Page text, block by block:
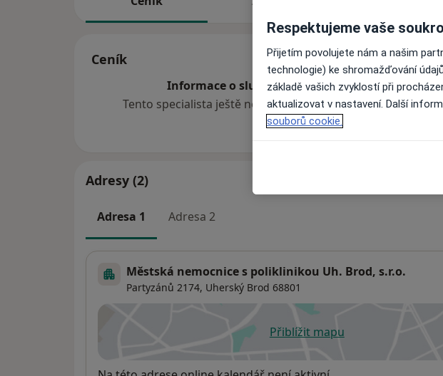
Ceník
Informace o službách a cenách nejsou k
Tento specialista ještě nepřidával žádné informace o svých
Adresy (2)
Adresa 1 Adresa 2
Městská nemocnice s poliklinikou Uh. Brod, s.r.o.
Partyzánů 2174, Uherský Brod 68801
Přiblížit mapuse otevře v nové záložce
Respektujeme vaše
Přijetím povolujete nám a našim
technologie) ke shromažďování
základě vašich zvyklostí při
aktualizovat v nastavení. Další
souborů cookie.